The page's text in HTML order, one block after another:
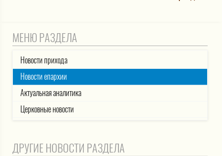
МЕНЮ РАЗДЕЛА
Новости прихода
Новости епархии
Актуальная аналитика
Церковные новости
ДРУГИЕ НОВОСТИ РАЗДЕЛА